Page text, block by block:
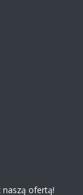
naszą ofertą!